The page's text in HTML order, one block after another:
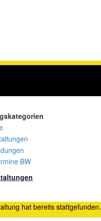
BW
hat bereits stattgefunden.